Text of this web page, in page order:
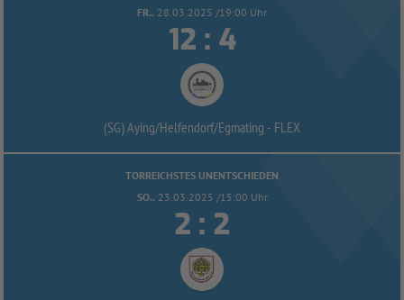
FR.. 28.03.2025 /19:00 Uhr
 : 
(SG) Aying/Helfendorf/Egmating - FLEX
TORREICHSTES UNENTSCHIEDEN
SO.. 23.03.2025 /15:00 Uhr
 : 